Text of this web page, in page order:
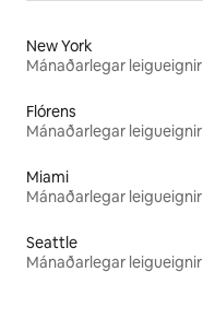
New York
Mánaðarlegar leigueignir
Flórens
Mánaðarlegar leigueignir
Miami
Mánaðarlegar leigueignir
Seattle
Mánaðarlegar leigueignir